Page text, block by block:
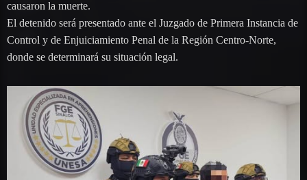
causaron la muerte.
El detenido será presentado ante el Juzgado de Primera Instancia de
Control y de Enjuiciamiento Penal de la Región Centro-Norte,
donde se determinará su situación legal.